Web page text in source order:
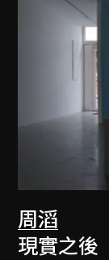
周滔
現實之後